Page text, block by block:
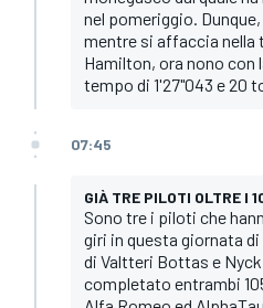
nel pomeriggio.
mentre si affaccia nella
Hamilton, ora nono con
tempo di 1'27"043 e 20
07:45
GIÀ TRE PILOTI OLTRE I
Sono tre i piloti che
giri in questa giornata
di Valtteri Bottas e
completato entrambi